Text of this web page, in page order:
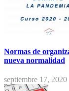
Normas de
nueva normalidad
septiembre 17, 2020